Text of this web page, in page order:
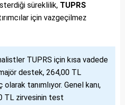
süreklilik, TUPRS
için vazgeçilmez
TUPRS için kısa vadede
destek, 264,00 TL
tanımlıyor. Genel kanı,
TL zirvesinin test